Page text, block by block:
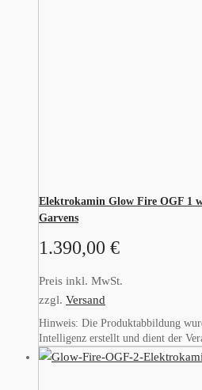
Elektrokamin Glow Fire OGF 1
Garvens
1.390,00 €
Preis inkl. MwSt.
zzgl. Versand
Hinweis: Die Produktabbildung
Intelligenz erstellt und dient der